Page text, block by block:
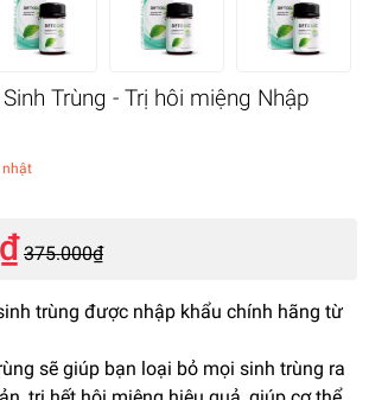
Trùng - Trị hôi miệng Nhập
nhật
375.000₫
trùng được nhập khẩu chính hãng từ
sẽ giúp bạn loại bỏ mọi sinh trùng ra